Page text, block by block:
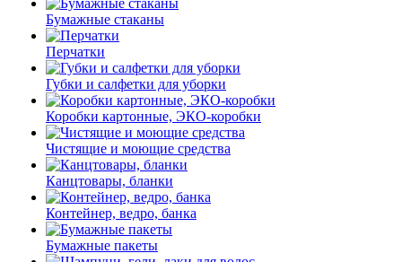
Бумажные стаканы
Перчатки
Губки и салфетки для уборки
Коробки картонные, ЭКО-коробки
Чистящие и моющие средства
Канцтовары, бланки
Контейнер, ведро, банка
Бумажные пакеты